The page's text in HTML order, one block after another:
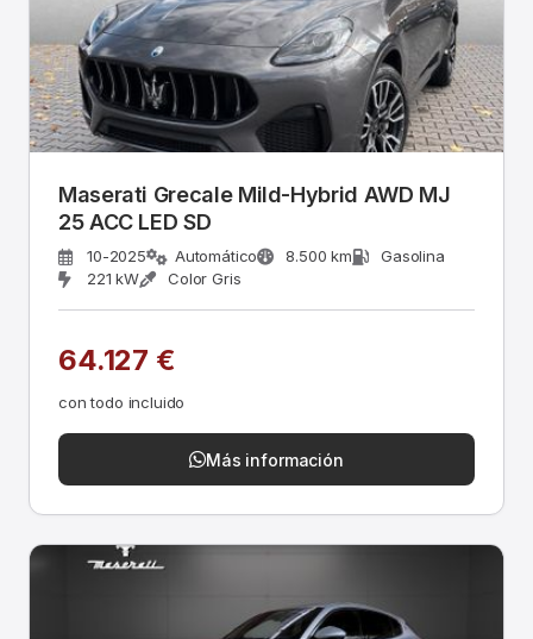
Maserati Grecale Mild-Hybrid AWD MJ
25 ACC LED SD
10-2025 Automático 8.500 km
Gasolina
221 kW
Color Gris
64.127 €
con todo incluido
Más información